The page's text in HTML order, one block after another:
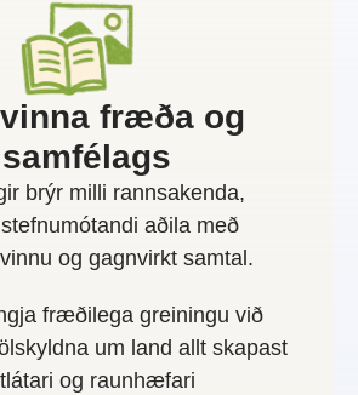
fræða og
samfélags
brýr milli rannsakenda,
aðila með
og gagnvirkt samtal.
fræðilega greiningu við
um land allt skapast
og raunhæfari